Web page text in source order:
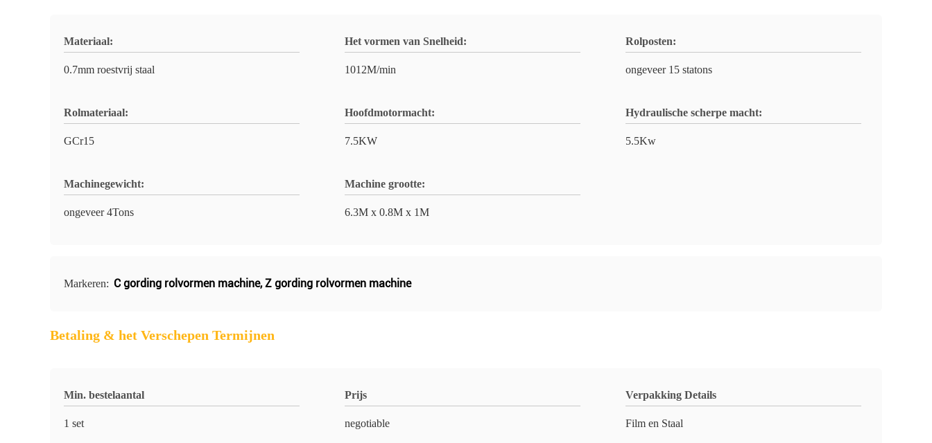
Materiaal:
0.7mm roestvrij staal
Het vormen van Snelheid:
1012M/min
Rolposten:
ongeveer 15 statons
Rolmateriaal:
GCr15
Hoofdmotormacht:
7.5KW
Hydraulische scherpe macht:
5.5Kw
Machinegewicht:
ongeveer 4Tons
Machine grootte:
6.3M x 0.8M x 1M
Markeren: C gording rolvormen machine,Z gording rolvormen machine
Betaling & het Verschepen Termijnen
Min. bestelaantal
1 set
Prijs
negotiable
Verpakking Details
Film en Staal